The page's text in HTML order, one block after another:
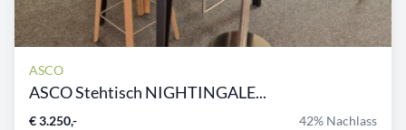
ASCO
ASCO Stehtisch NIGHTINGALE...
€ 3.250,- 42% Nachlass